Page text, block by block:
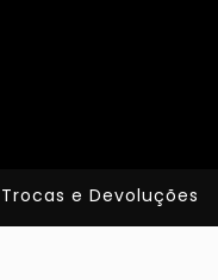
Trocas e Devoluções